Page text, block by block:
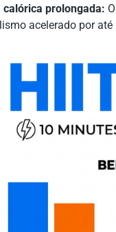
calórica prolongada:
acelerado por